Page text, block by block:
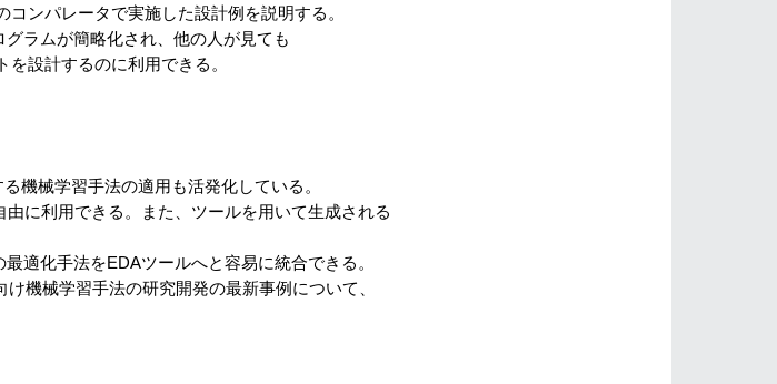
ンパレータで実施した設計例を説明する。
ムが簡略化され、他の人が見ても
計するのに利用できる。
機械学習手法の適用も活発化している。
利用できる。また、ツールを用いて生成される
手法をEDAツールへと容易に統合できる。
械学習手法の研究開発の最新事例について、